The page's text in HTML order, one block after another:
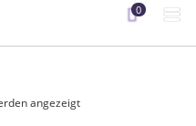
0
angezeigt